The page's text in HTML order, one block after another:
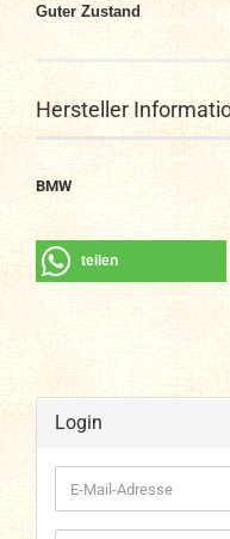
Guter Zustand
Hersteller
BMW
teilen
Login
E-
Mail-
Adresse